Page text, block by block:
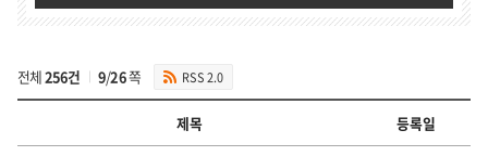
전체256건 9/26쪽 RSS 2.0
제목 등록일